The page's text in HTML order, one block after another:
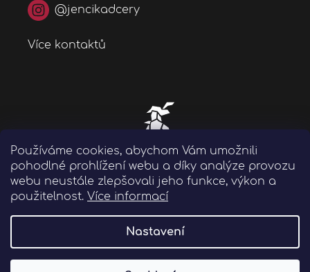
Používáme cookies, abychom Vám umožnili
pohodlné prohlížení webu a díky analýze provozu
webu neustále zlepšovali jeho funkce, výkon a
použitelnost. Více informací
Nastavení
@jencikadcery
Více kontaktů